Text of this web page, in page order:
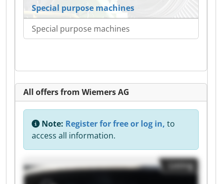
Special purpose machines
Special purpose machines
All offers from Wiemers AG
Note: Register for free or log in, to
access all information.
Listing